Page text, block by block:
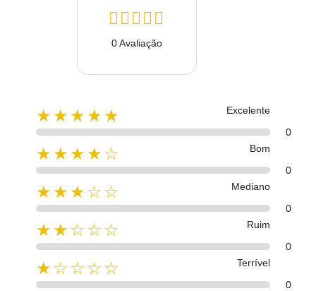
0 Avaliação
★★★★★
Excelente
0
★★★★☆
Bom
0
★★★☆☆
Mediano
0
★★☆☆☆
Ruim
0
★☆☆☆☆
Terrível
0